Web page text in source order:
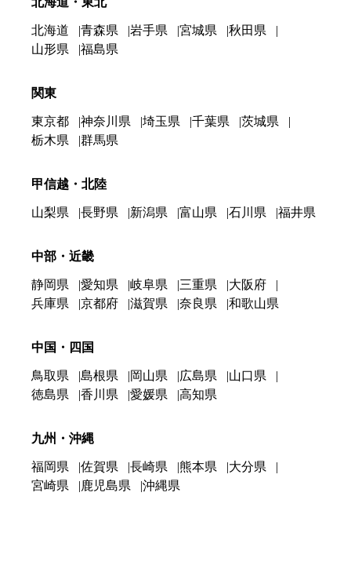
北海道 青森県 岩手県 宮城県
秋田県
山形県
福島県
関東
東京都 神奈川県 埼玉県 千葉県
茨城県
栃木県
群馬県
甲信越・北陸
山梨県 長野県 新潟県 富山県 石川県 福井県
中部・近畿
静岡県 愛知県 岐阜県 三重県
大阪府
兵庫県
京都府 滋賀県 奈良県 和歌山県
中国・四国
鳥取県 島根県 岡山県 広島県
山口県
徳島県
香川県 愛媛県 高知県
九州・沖縄
福岡県 佐賀県 長崎県 熊本県
大分県
宮崎県
鹿児島県 沖縄県